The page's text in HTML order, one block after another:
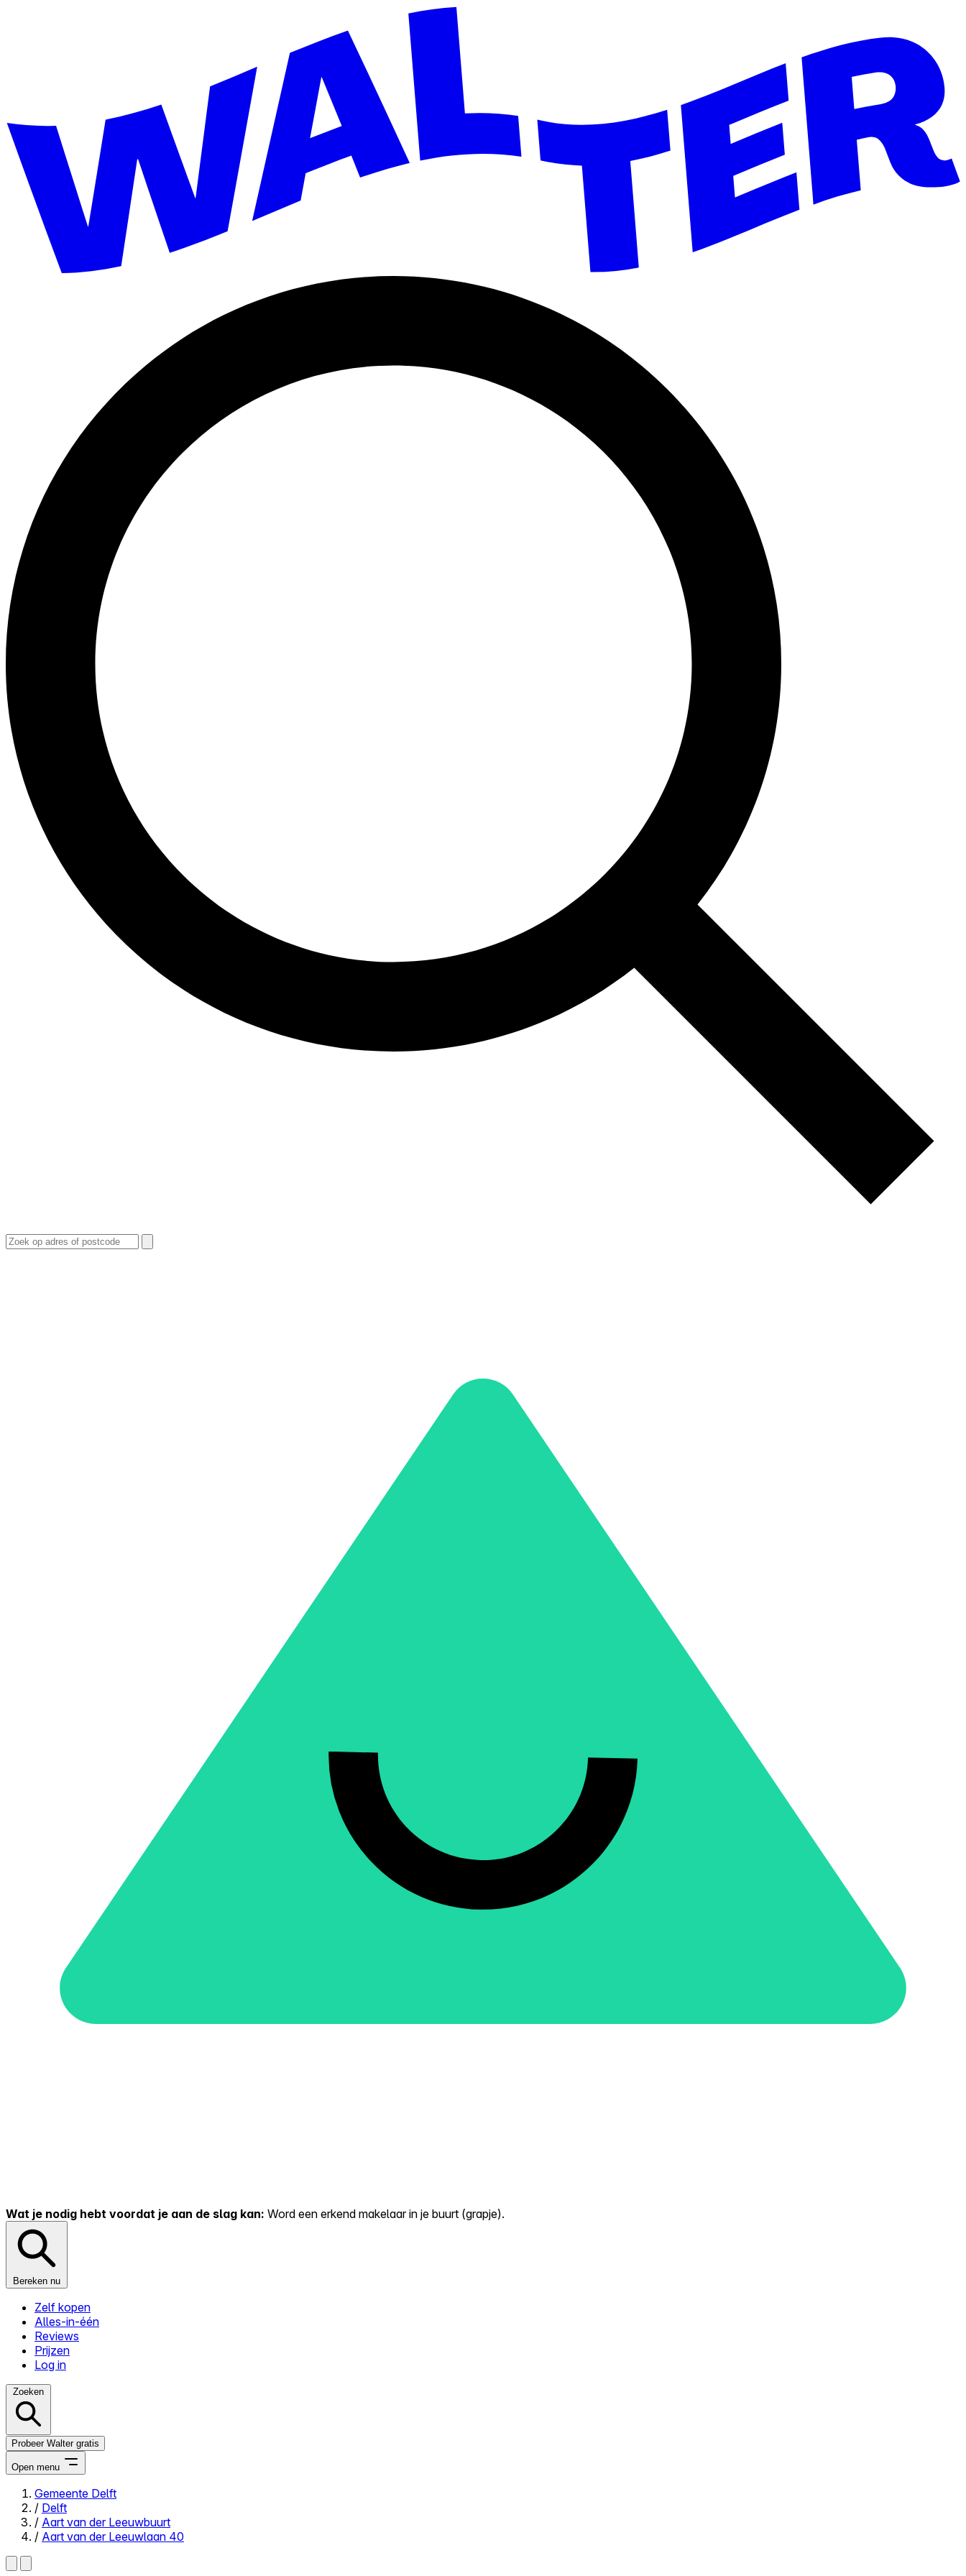
Wat je nodig hebt voordat je aan de slag kan: Word een erkend makelaar in je buurt (grapje).
Bereken nu
Zelf kopen
Alles-in-één
Reviews
Prijzen
Log in
Zoeken
Probeer Walter gratis
Open menu
Close menu
Gemeente Delft
/ Delft
/ Aart van der Leeuwbuurt
/ Aart van der Leeuwlaan 40